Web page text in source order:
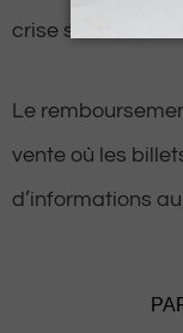
crise sanitaire.
Le
vente où les
d’informations